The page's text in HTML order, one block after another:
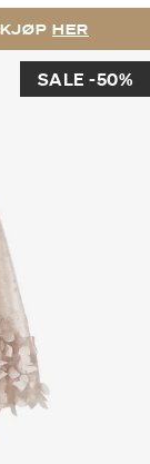
KJØP HER
SALE -50%